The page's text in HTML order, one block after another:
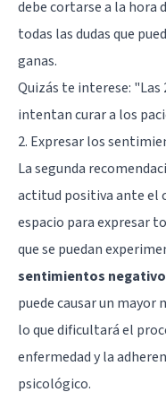
debe cortarse a la hora
todas las dudas que
ganas.
Quizás te interese: "Las
intentan curar a los
2. Expresar los
La segunda
actitud positiva ante el
espacio para expresar
que se puedan
sentimientos
puede causar un
lo que dificultará el
enfermedad y la
psicológico.